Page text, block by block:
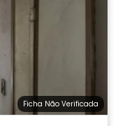
Ficha Não Verificada